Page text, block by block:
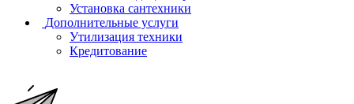
Установка сантехники
Дополнительные услуги
Утилизация техники
Кредитование